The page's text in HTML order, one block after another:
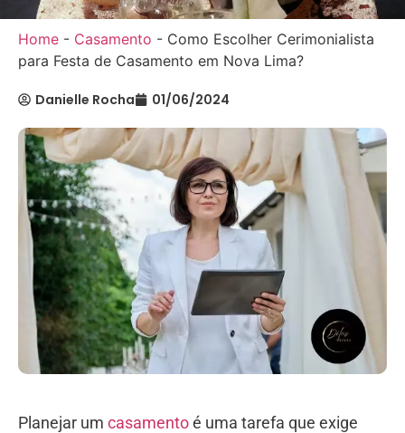
Home - Casamento - Como Escolher Cerimonialista
para Festa de Casamento em Nova Lima?
Danielle Rocha 01/06/2024
Planejar um casamentoé uma tarefa que exige